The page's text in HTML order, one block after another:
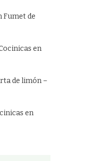
Fumet de
en
de limón –
en